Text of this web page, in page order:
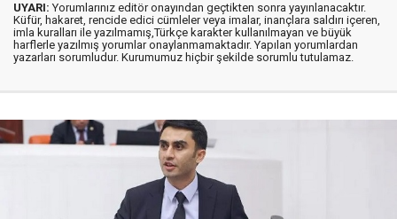
UYARI: Yorumlarınız editör onayından geçtikten sonra yayınlanacaktır.
Küfür, hakaret, rencide edici cümleler veya imalar, inançlara saldırı içeren,
imla kuralları ile yazılmamış,Türkçe karakter kullanılmayan ve büyük
harflerle yazılmış yorumlar onaylanmamaktadır. Yapılan yorumlardan
yazarları sorumludur. Kurumumuz hiçbir şekilde sorumlu tutulamaz.